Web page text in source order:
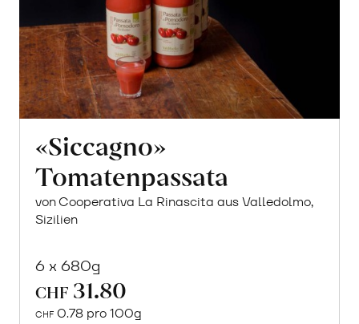
«Siccagno»
Tomatenpassata
von Cooperativa La Rinascita aus Valledolmo,
Sizilien
6 x 680g
CHF 31.80
CHF 0.78 pro 100g